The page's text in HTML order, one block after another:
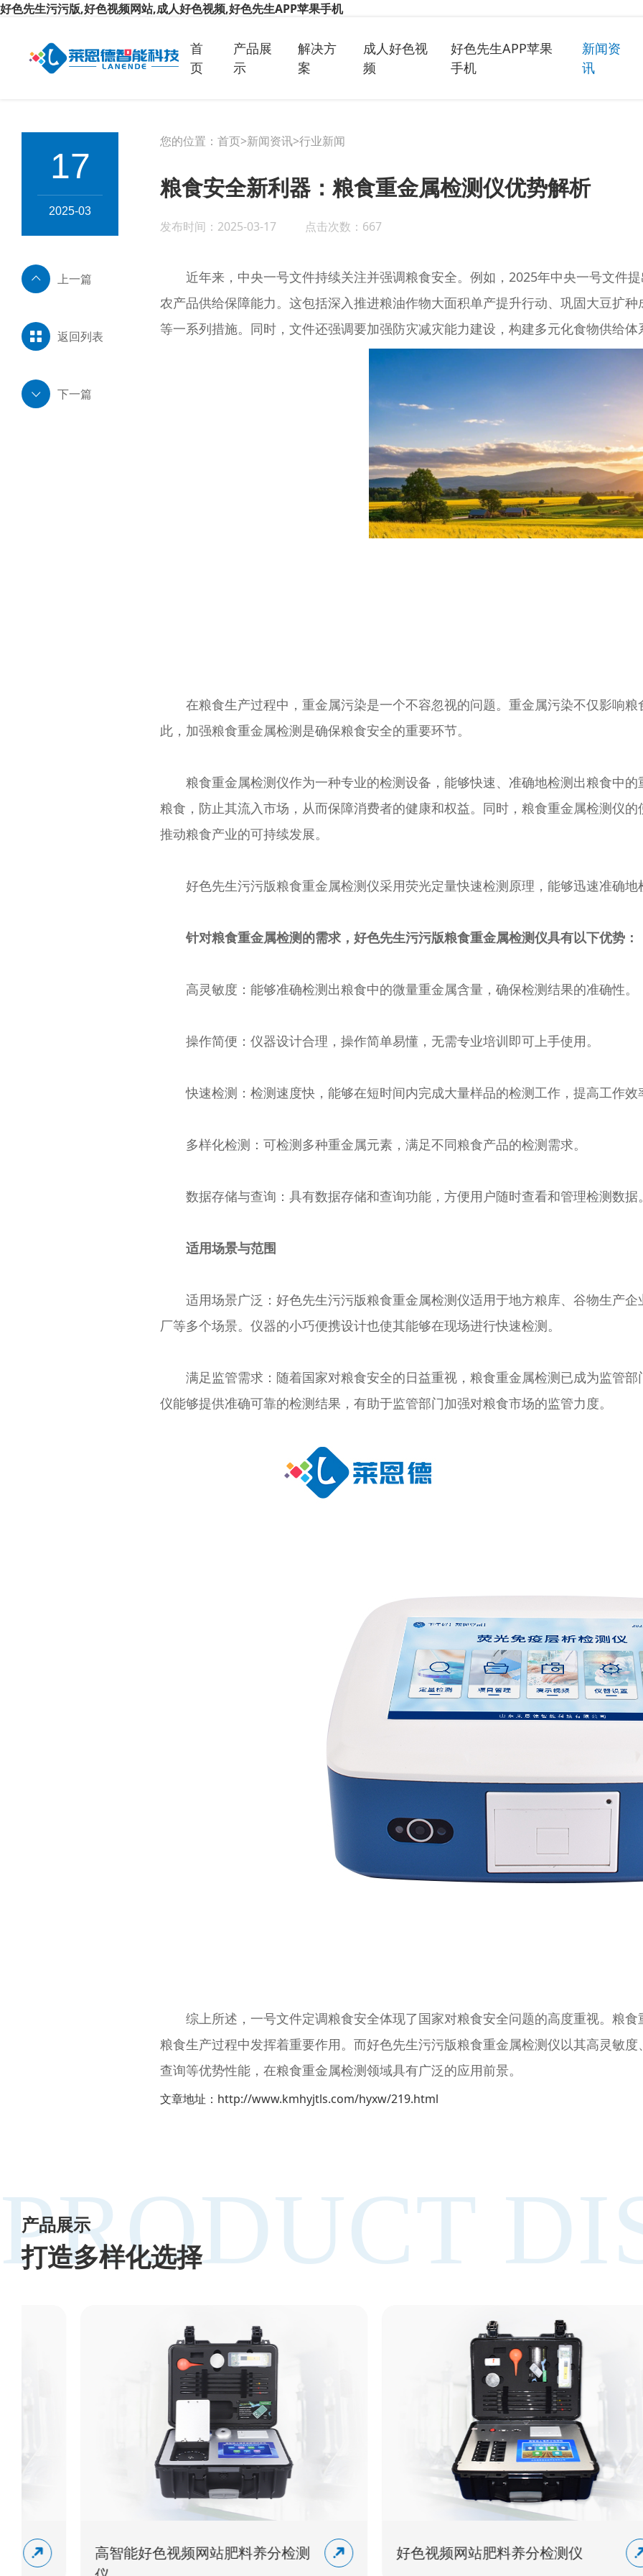
好色先生污污版,好色视频网站,成人好色视频,好色先生APP苹果手机
首
页
产品展
示
解决方
案
成人好色视
频
好色先生APP苹果
手机
新闻资
讯
您的位置： 首页>新闻资讯>行业新闻
粮食安全新利器：粮食重金属检测仪优势解析
发布时间：2025-03-17 点击次数：667
近年来，中央一号文件持续关注并强调粮食安全。例如，2025年中央一号文件提
农产品供给保障能力。这包括深入推进粮油作物大面积单产提升行动、巩固大豆扩种
等一系列措施。同时，文件还强调要加强防灾减灾能力建设，构建多元化食物供给体
在粮食生产过程中，重金属污染是一个不容忽视的问题。重金属污染不仅影响粮
此，加强粮食重金属检测是确保粮食安全的重要环节。
粮食重金属检测仪作为一种专业的检测设备，能够快速、准确地检测出粮食中的
粮食，防止其流入市场，从而保障消费者的健康和权益。同时，粮食重金属检
推动粮食产业的可持续发展。
好色先生污污版粮食重金属检测仪采用荧光定量快速检测原理，能够迅速准确地检
针对粮食重金属检测的需求，好色先生污污版粮食重金属检测仪具有以下优势：
高灵敏度：能够准确检测出粮食中的微量重金属含量，确保检测结果的准确性。
操作简便：仪器设计合理，操作简单易懂，无需专业培训即可上手使用。
快速检测：检测速度快，能够在短时间内完成大量样品的检测工作，提高工作效率
多样化检测：可检测多种重金属元素，满足不同粮食产品的检测需求。
数据存储与查询：具有数据存储和查询功能，方便用户随时查看和管理检测数据
适用场景与范围
适用场景广泛：好色先生污污版粮食重金属检测仪适用于地方粮库、谷物生产企业
厂等多个场景。仪器的小巧便携设计也使其能够在现场进行快速检测。
满足监管需求：随着国家对粮食安全的日益重视，粮食重金属检测已成为监管部
仪能够提供准确可靠的检测结果，有助于监管部门加强对粮食市场的监管力度。
综上所述，一号文件定调粮食安全体现了国家对粮食安全问题的高度重视。粮
粮食生产过程中发挥着重要作用。而好色先生污污版粮食重金属检测仪以其高灵敏度
查询等优势性能，在粮食重金属检测领域具有广泛的应用前景。
文章地址： http://www.kmhyjtls.com/hyxw/219.html
17
2025-03
上一篇
返回列表
下一篇
产品展示
打造多样化选择
PRODUCT
高智能好色视频网站肥料养分检测
好色视频网站肥料养分检测仪